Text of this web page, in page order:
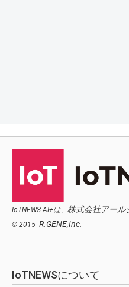
IoTNEWS AI+は、 株式会社アール
© 2015- R.GENE,Inc.
IoTNEWSについて